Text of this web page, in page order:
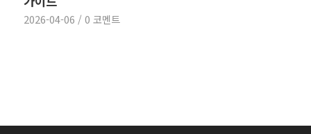
2026-04-06 / 0 코멘트